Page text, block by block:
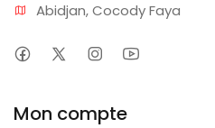
Abidjan, Cocody Faya
Mon compte